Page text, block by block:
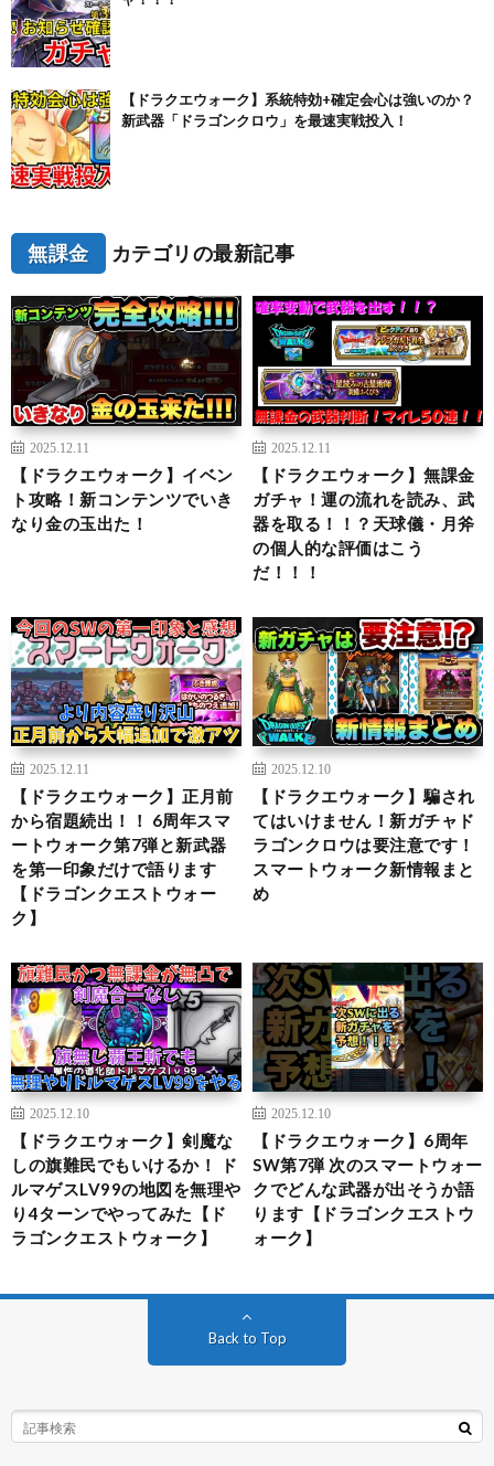
【ドラクエウォーク】系統特効+確定会心は強いのか？
新武器「ドラゴンクロウ」を最速実戦投入！
無課金 カテゴリの最新記事
2025.12.11
【ドラクエウォーク】イベン
ト攻略！新コンテンツでいき
なり金の玉出た！
2025.12.11
【ドラクエウォーク】無課金
ガチャ！運の流れを読み、武
器を取る！！？天球儀・月斧
の個人的な評価はこう
だ！！！
2025.12.11
【ドラクエウォーク】正月前
から宿題続出！！ 6周年スマ
ートウォーク第7弾と新武器
を第一印象だけで語ります
【ドラゴンクエストウォー
ク】
2025.12.10
【ドラクエウォーク】騙され
てはいけません！新ガチャド
ラゴンクロウは要注意です！
スマートウォーク新情報まと
め
2025.12.10
【ドラクエウォーク】剣魔な
しの旗難民でもいけるか！ ド
ルマゲスLV99の地図を無理や
り4ターンでやってみた【ド
ラゴンクエストウォーク】
2025.12.10
【ドラクエウォーク】6周年
SW第7弾 次のスマートウォー
クでどんな武器が出そうか語
ります【ドラゴンクエストウ
ォーク】
Back to Top